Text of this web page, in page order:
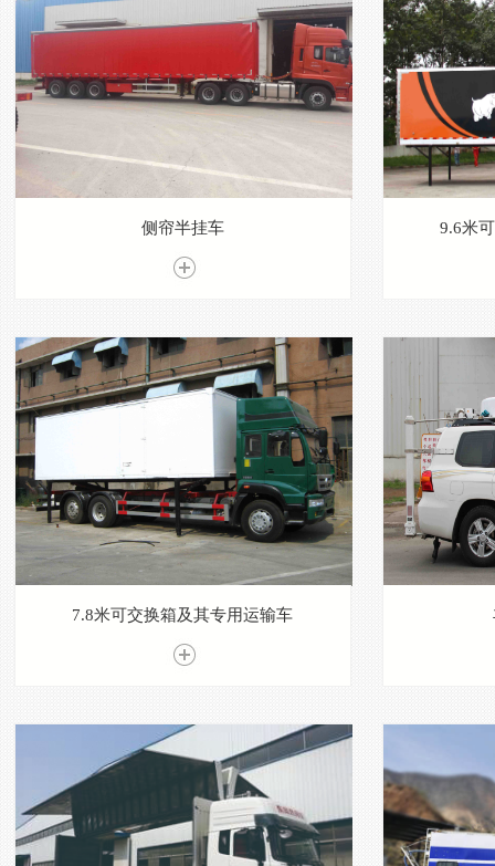
侧帘半挂车 9.6米
7.8米可交换箱及其专用运输车